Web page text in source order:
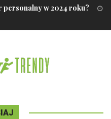
w 2024 roku?